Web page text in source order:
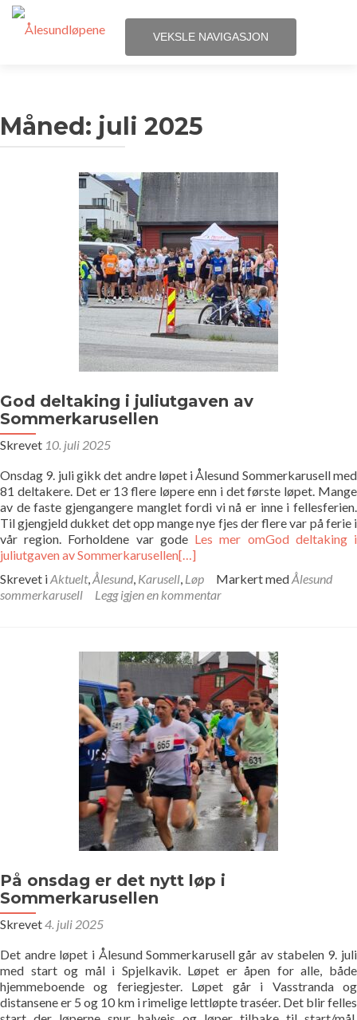
VEKSLE NAVIGASJON
innhold
Løpene
Terminliste
Resultater
Statistikk
Løpegrupper
Bildegalleri
Om oss
Måned: juli 2025
God deltaking i juliutgaven av
Sommerkarusellen
Skrevet 10. juli 2025
Onsdag 9. juli gikk det andre løpet i Ålesund Sommerkarusell med
81 deltakere. Det er 13 flere løpere enn i det første løpet. Mange
av de faste gjengangere manglet fordi vi nå er inne i fellesferien.
Til gjengjeld dukket det opp mange nye fjes der flere var på ferie i
vår region. Forholdene var gode Les mer omGod deltaking i
juliutgaven av Sommerkarusellen[…]
Skrevet iAktuelt,Ålesund, Karusell, Løp Markert medÅlesund
sommerkarusell
Legg igjen en kommentar
På onsdag er det nytt løp i
Sommerkarusellen
Skrevet4. juli 2025
Det andre løpet i Ålesund Sommerkarusell går av stabelen 9. juli
med start og mål i Spjelkavik. Løpet er åpen for alle, både
hjemmeboende og feriegjester. Løpet går i Vasstranda og
distansene er 5 og 10 km i rimelige lettløpte traséer. Det blir felles